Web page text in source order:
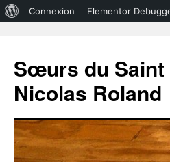
WordPress
Connexion Elementor
Sœurs du Saint
Nicolas Roland